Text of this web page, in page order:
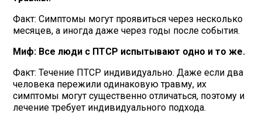
Факт: Симптомы могут проявиться через несколько
месяцев, а иногда даже через годы после события.
Миф: Все люди с ПТСР испытывают одно и то же.
Факт: Течение ПТСР индивидуально. Даже если два
человека пережили одинаковую травму, их
симптомы могут существенно отличаться, поэтому и
лечение требует индивидуального подхода.